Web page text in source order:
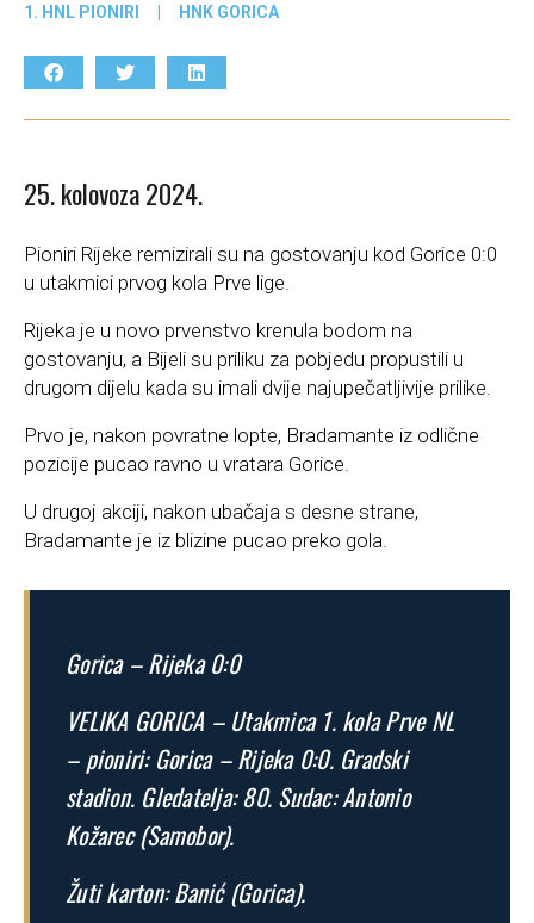
1. HNL PIONIRI | HNK GORICA
25. kolovoza 2024.
Pioniri Rijeke remizirali su na gostovanju kod Gorice 0:0
u utakmici prvog kola Prve lige.
Rijeka je u novo prvenstvo krenula bodom na
gostovanju, a Bijeli su priliku za pobjedu propustili u
drugom dijelu kada su imali dvije najupečatljivije prilike.
Prvo je, nakon povratne lopte, Bradamante iz odlične
pozicije pucao ravno u vratara Gorice.
U drugoj akciji, nakon ubačaja s desne strane,
Bradamante je iz blizine pucao preko gola.
Gorica – Rijeka 0:0
VELIKA GORICA – Utakmica 1. kola Prve NL
– pioniri: Gorica – Rijeka 0:0. Gradski
stadion. Gledatelja: 80. Sudac: Antonio
Kožarec (Samobor).
Žuti karton: Banić (Gorica).